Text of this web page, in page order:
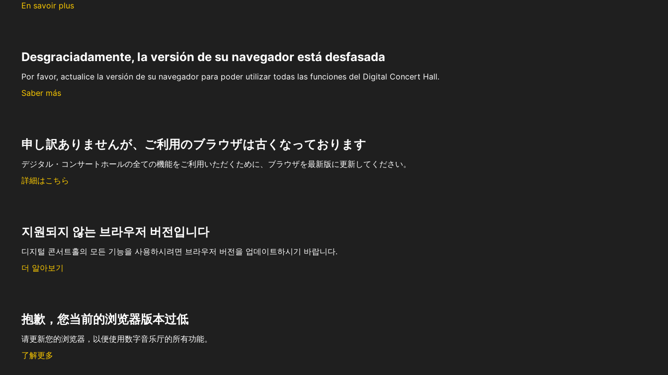
En savoir plus
Desgraciadamente, la versión de su navegador está desfasada
Por favor, actualice la versión de su navegador para poder utilizar todas las funciones del Digital Concert Hall.
Saber más
申し訳ありませんが、ご利用のブラウザは古くなっております
デジタル・コンサートホールの全ての機能をご利用いただくために、ブラウザを最新版に更新してください。
詳細はこちら
지원되지 않는 브라우저 버전입니다
디지털 콘서트홀의 모든 기능을 사용하시려면 브라우저 버전을 업데이트하시기 바랍니다.
더 알아보기
抱歉，您当前的浏览器版本过低
请更新您的浏览器，以便使用数字音乐厅的所有功能。
了解更多